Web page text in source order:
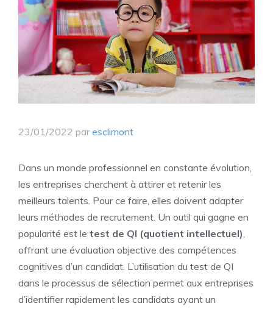
23/01/2022 par esclimont
Dans un monde professionnel en constante évolution,
les entreprises cherchent à attirer et retenir les
meilleurs talents. Pour ce faire, elles doivent adapter
leurs méthodes de recrutement. Un outil qui gagne en
popularité est le test de QI (quotient intellectuel),
offrant une évaluation objective des compétences
cognitives d’un candidat. L’utilisation du test de QI
dans le processus de sélection permet aux entreprises
d’identifier rapidement les candidats ayant un